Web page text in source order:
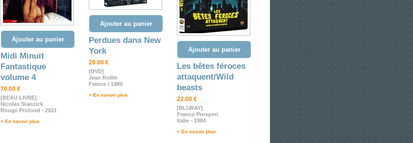
Ajouter au panier
Midi Minuit
Fantastique
volume 4
70.00 €
[BEAU LIVRE]
Nicolas Stanzick
Rouge Profond - 2021
> En savoir plus
Ajouter au panier
Perdues dans New
York
20.00 €
[DVD]
Jean Rollin
France / 1989
> En savoir plus
Ajouter au panier
Les bêtes féroces
attaquent/Wild
beasts
22.00 €
[BLURAY]
Franco Prosperi
Italie - 1984
> En savoir plus